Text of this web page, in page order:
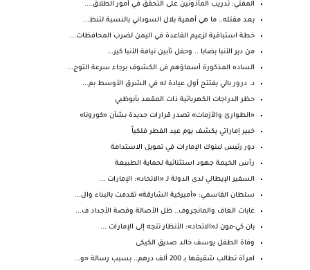
المفتي: تدريب المأذونين على التحقق في أمور الطلاق....
بعد مقتله.. ما هي أهمية بلال السوداني بالنسبة لتنظ...
خطة استباقية لزعيم القاعدة في اليمن لضرب المحافظات...
من دير الأنبا بضابا .. وحفل تأبين نيافة الأنبا كير...
الساده المذكورة أسماؤهم فى الكشوف برجاء سرعة التوج...
د. درور بالي يفتتح أول عيادة له في الشرق الأوسط بم...
حظر الدراجات الكهربائية ذات المقعد بأبوظبي
«الطوارئ والأزمات» تصدر قرارات جديدة بشأن «كورونا»
خبير إماراتي يكشف يوم عيد الفطر فلكياً
دور رئيس لبنوك الإمارات في تمويل الاستدامة
رأس الخيمة جهود استثنائية لحماية الطبيعة
السفير الإيطالي لدى الدولة لـ «الاتحاد»: الإمارات ...
سلطان القاسمي: «أميركية الشارقة» تقدمت بالبناء وال...
غابات الغاف والمانجروف.. ظل الأصالة وقصة الأجداد ف...
بان كي-مون لـ«الاتحاد»: الأنظار تتجه إلى الإمارات ...
وفاة الطفل يوسف خالد صديق الكيكى
امرأة تطالب شقيقها بـ 200 ألف درهم.. بسبب رسالة «و...